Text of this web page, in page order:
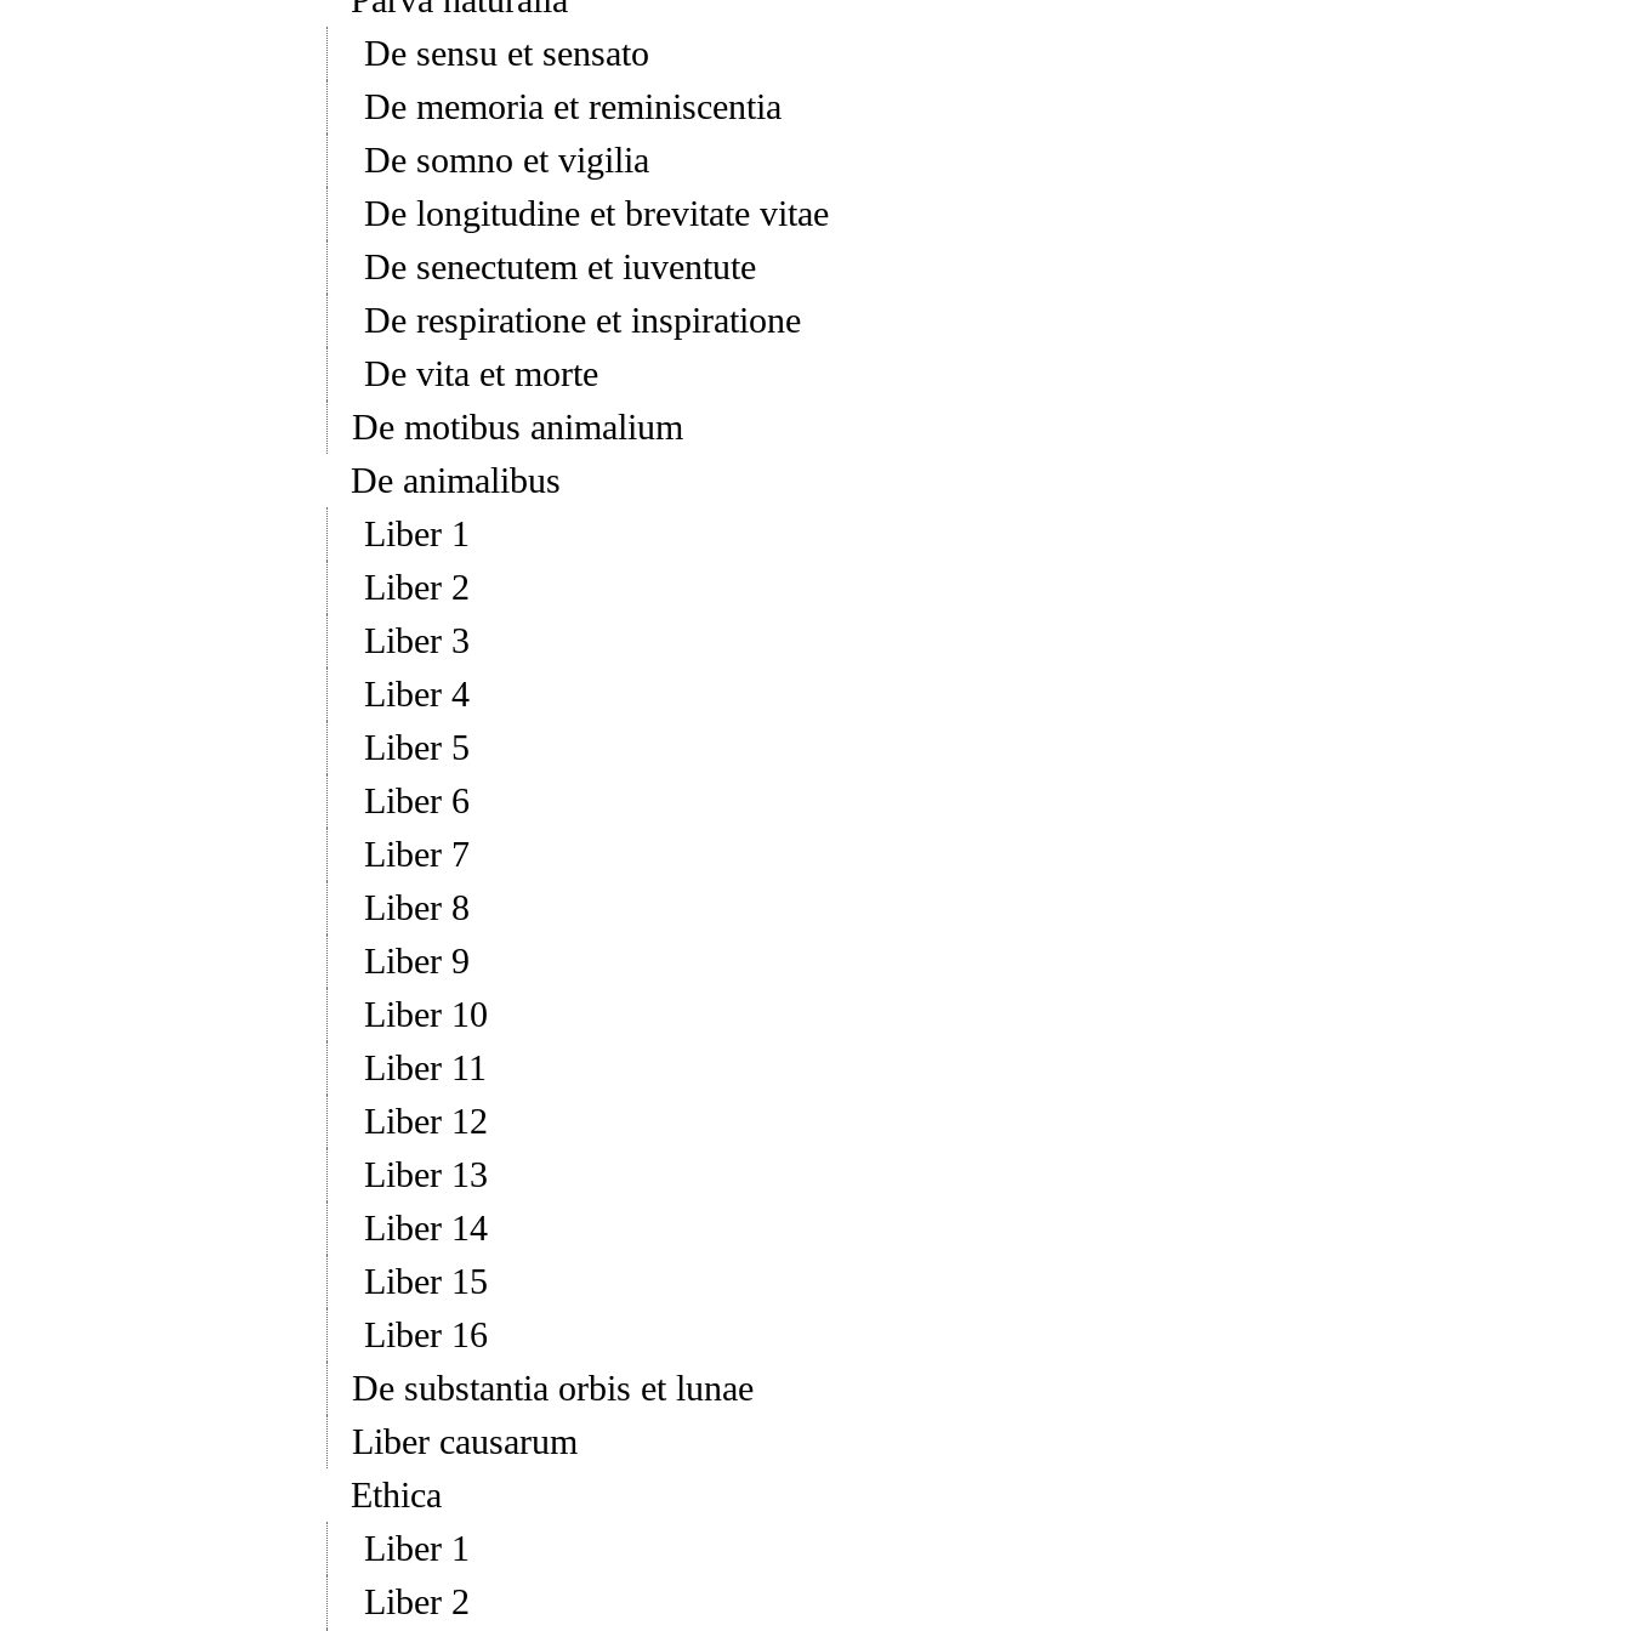
De sensu et sensato
De memoria et reminiscentia
De somno et vigilia
De longitudine et brevitate vitae
De senectutem et iuventute
De respiratione et inspiratione
De vita et morte
De motibus animalium
De animalibus
Liber 1
Liber 2
Liber 3
Liber 4
Liber 5
Liber 6
Liber 7
Liber 8
Liber 9
Liber 10
Liber 11
Liber 12
Liber 13
Liber 14
Liber 15
Liber 16
De substantia orbis et lunae
Liber causarum
Ethica
Liber 1
Liber 2